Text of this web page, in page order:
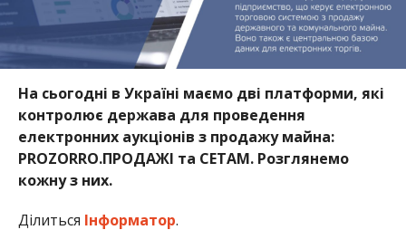
На сьогодні в Україні маємо дві платформи, які
контролює держава для проведення
електронних аукціонів з продажу майна:
PROZORRO.ПРОДАЖІ та СЕТАМ. Розглянемо
кожну з них.
Ділиться Інформатор.